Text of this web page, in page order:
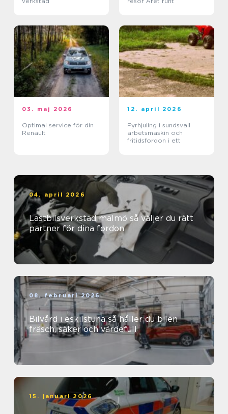
03. maj 2026
Optimal service för din
Renault
12. april 2026
Fyrhjuling i sundsvall
arbetsmaskin och
fritidsfordon i ett
04. april 2026
Lastbilsverkstad malmö så väljer du rätt
partner för dina fordon
08. februari 2026
Bilvård i eskilstuna så håller du bilen
fräsch, säker och värdefull
15. januari 2026